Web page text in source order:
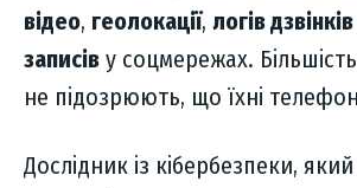
відео, геолокації, логів дзвінків
записів у соцмережах.
не підозрюють, що їхні
Дослідник із кібербезпеки,